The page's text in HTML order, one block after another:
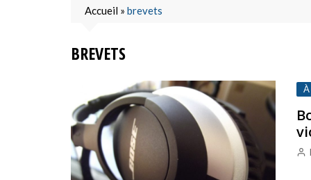
Accueil » brevets
BREVETS
À